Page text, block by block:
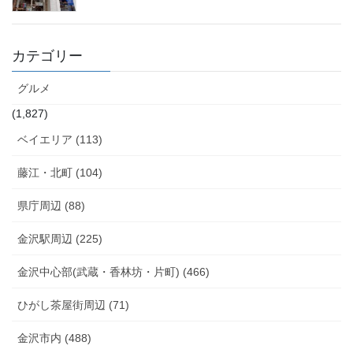
カテゴリー
グルメ
(1,827)
ベイエリア (113)
藤江・北町 (104)
県庁周辺 (88)
金沢駅周辺 (225)
金沢中心部(武蔵・香林坊・片町) (466)
ひがし茶屋街周辺 (71)
金沢市内 (488)